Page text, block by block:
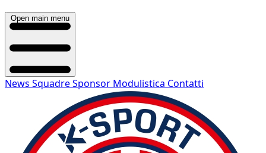
Open main menu
News SquadreSponsor Modulistica Contatti